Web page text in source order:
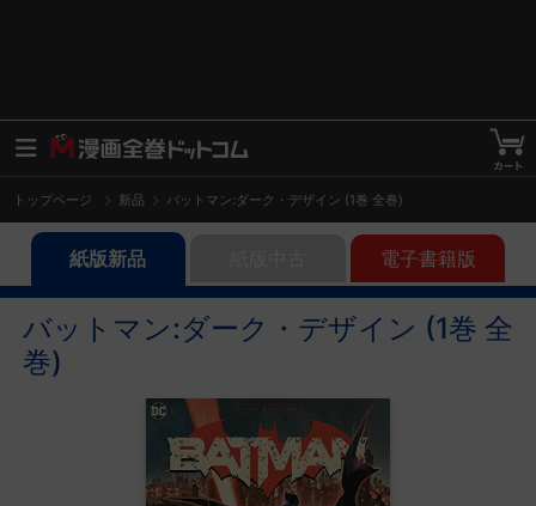
トップページ 新品 バットマン:ダーク・デザイン (1巻 全巻)
紙版新品 電子書籍版
バットマン:ダーク・デザイン (1巻 全
巻)